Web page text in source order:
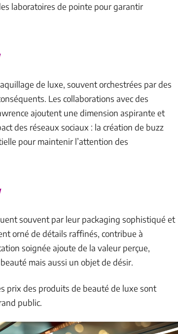
laboratoires de pointe pour garantir
de luxe, souvent orchestrées par des
Les collaborations avec des
ajoutent une dimension aspirante et
des réseaux sociaux : la création de buzz
pour maintenir l’attention des
souvent par leur packaging sophistiqué et
orné de détails raffinés, contribue à
soignée ajoute de la valeur perçue,
mais aussi un objet de désir.
prix des produits de beauté de luxe sont
public.